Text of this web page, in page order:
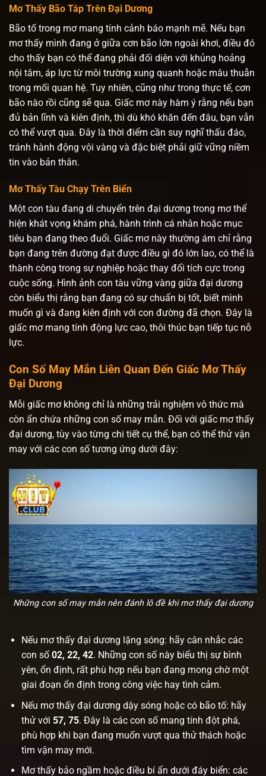
Mơ Thấy Bão Táp Trên Đại Dương
Bão tố trong mơ mang tính cảnh báo mạnh mẽ. Nếu bạn
mơ thấy mình đang ở giữa cơn bão lớn ngoài khơi, điều đó
cho thấy bạn có thể đang phải đối diện với khủng hoảng
nội tâm, áp lực từ môi trường xung quanh hoặc mâu thuẫn
trong mối quan hệ. Tuy nhiên, cũng như trong thực tế, cơn
bão nào rồi cũng sẽ qua. Giấc mơ này hàm ý rằng nếu bạn
đủ bản lĩnh và kiên định, thì dù khó khăn đến đâu, bạn vẫn
có thể vượt qua. Đây là thời điểm cần suy nghĩ thấu đáo,
tránh hành động vội vàng và đặc biệt phải giữ vững niềm
tin vào bản thân.
Mơ Thấy Tàu Chạy Trên Biển
Một con tàu đang di chuyển trên đại dương trong mơ thể
hiện khát vọng khám phá, hành trình cá nhân hoặc mục
tiêu bạn đang theo đuổi. Giấc mơ này thường ám chỉ rằng
bạn đang trên đường đạt được điều gì đó lớn lao, có thể là
thành công trong sự nghiệp hoặc thay đổi tích cực trong
cuộc sống. Hình ảnh con tàu vững vàng giữa đại dương
còn biểu thị rằng bạn đang có sự chuẩn bị tốt, biết mình
muốn gì và đang kiên định với con đường đã chọn. Đây là
giấc mơ mang tính động lực cao, thôi thúc bạn tiếp tục nỗ
lực.
Con Số May Mắn Liên Quan Đến Giấc Mơ Thấy
Đại Dương
Mỗi giấc mơ không chỉ là những trải nghiệm vô thức mà
còn ẩn chứa những con số may mắn. Đối với giấc mơ thấy
đại dương, tùy vào từng chi tiết cụ thể, bạn có thể thử vận
may với các con số tương ứng dưới đây:
Những con số may mắn nên đánh lô đề khi mơ thấy đại dương
Nếu mơ thấy đại dương lặng sóng: hãy cân nhắc các
con số02, 22, 42. Những con số này biểu thị sự bình
yên, ổn định, rất phù hợp nếu bạn đang mong chờ một
giai đoạn ổn định trong công việc hay tình cảm.
Nếu mơ thấy đại dương dậy sóng hoặc có bão tố: hãy
thử với 57, 75. Đây là các con số mang tính đột phá,
phù hợp khi bạn đang muốn vượt qua thử thách hoặc
tìm vận may mới.
Mơ thấy bảo ngầm hoặc điều bí ẩn dưới đáy biển: các